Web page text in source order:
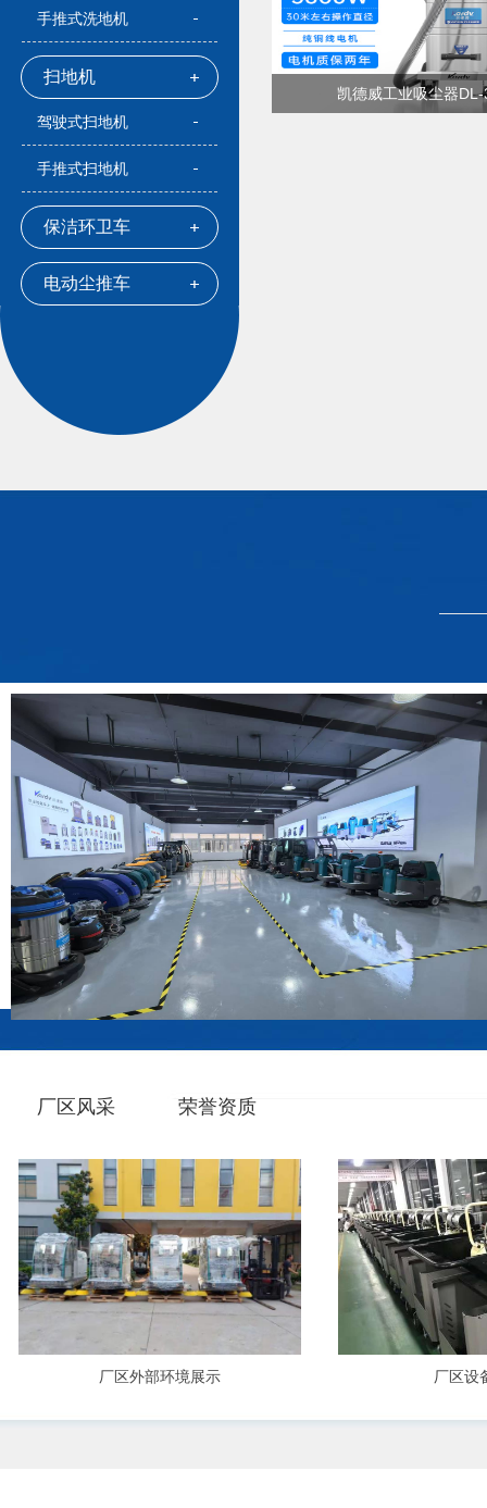
手推式洗地机
扫地机
驾驶式扫地机
手推式扫地机
保洁环卫车
电动尘推车
凯德威工业吸尘器
厂区风采 荣誉资质
厂区外部环境展示 厂区设